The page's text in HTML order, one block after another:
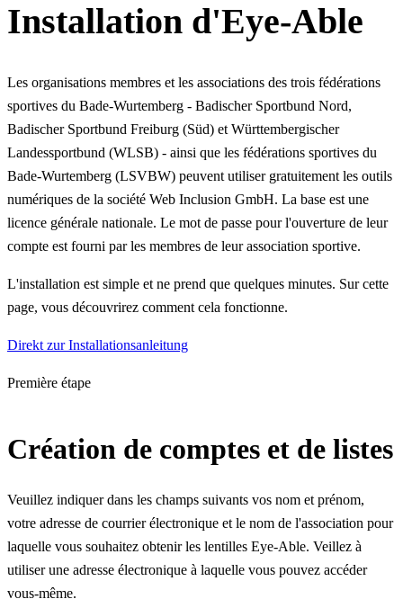
Installation d'Eye-Able
Les organisations membres et les associations des trois fédérations
sportives du Bade-Wurtemberg - Badischer Sportbund Nord,
Badischer Sportbund Freiburg (Süd) et Württembergischer
Landessportbund (WLSB) - ainsi que les fédérations sportives du
Bade-Wurtemberg (LSVBW) peuvent utiliser gratuitement les outils
numériques de la société Web Inclusion GmbH. La base est une
licence générale nationale. Le mot de passe pour l'ouverture de leur
compte est fourni par les membres de leur association sportive.
L'installation est simple et ne prend que quelques minutes. Sur cette
page, vous découvrirez comment cela fonctionne.
Direkt zur Installationsanleitung
Première étape
Création de comptes et de listes
Veuillez indiquer dans les champs suivants vos nom et prénom,
votre adresse de courrier électronique et le nom de l'association pour
laquelle vous souhaitez obtenir les lentilles Eye-Able. Veillez à
utiliser une adresse électronique à laquelle vous pouvez accéder
vous-même.